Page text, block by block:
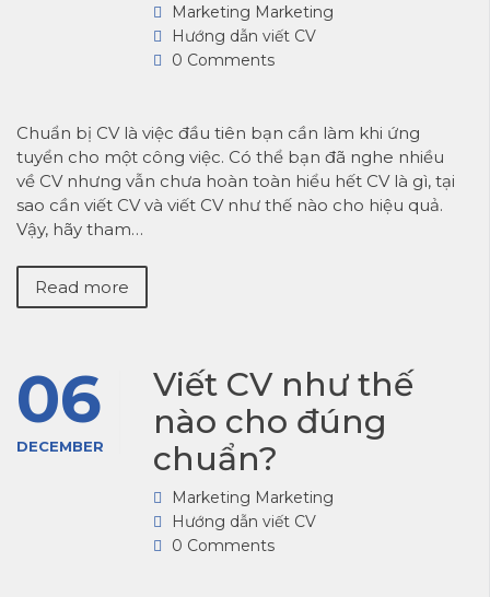
Marketing Marketing
Hướng dẫn viết CV
0 Comments
Chuẩn bị CV là việc đầu tiên bạn cần làm khi ứng
tuyển cho một công việc. Có thể bạn đã nghe nhiều
về CV nhưng vẫn chưa hoàn toàn hiểu hết CV là gì, tại
sao cần viết CV và viết CV như thế nào cho hiệu quả.
Vậy, hãy tham…
Read more
06
DECEMBER
Viết CV như thế
nào cho đúng
chuẩn?
Marketing Marketing
Hướng dẫn viết CV
0 Comments